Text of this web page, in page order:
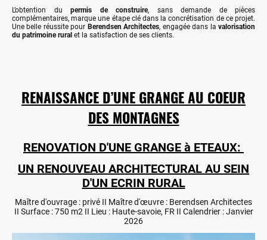
L’obtention du permis de construire, sans demande de pièces
complémentaires, marque une étape clé dans la concrétisation de ce projet.
Une belle réussite pour Berendsen Architectes, engagée dans lavalorisation
du patrimoine rural et la satisfaction de ses clients.
RENAISSANCE D’UNE GRANGE AU COEUR
DES MONTAGNES
RENOVATION D'UNE GRANGE à ETEAUX:
UN RENOUVEAU ARCHITECTURAL AU SEIN
D'UN ECRIN RURAL
Maître d'ouvrage : privé II Maître d'œuvre : Berendsen Architectes
II Surface : 750 m2 II Lieu : Haute-savoie, FR II Calendrier : Janvier
2026